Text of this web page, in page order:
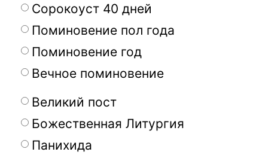
Сорокоуст 40 дней
Поминовение пол года
Поминовение год
Вечное поминовение
Великий пост
Божественная Литургия
Панихида